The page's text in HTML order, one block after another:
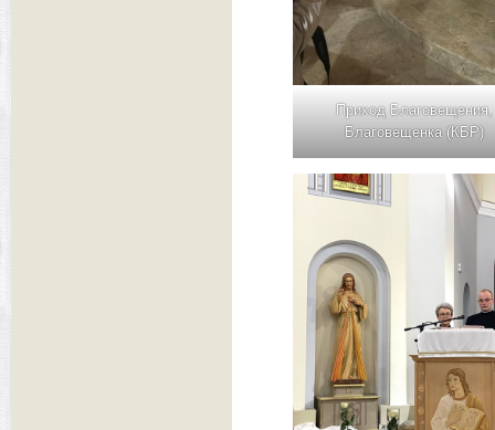
Приход Благовещения,
Благовещенка (КБР)